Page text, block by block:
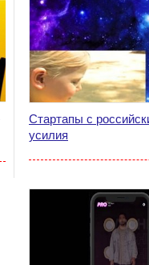
Стартапы с
усилия